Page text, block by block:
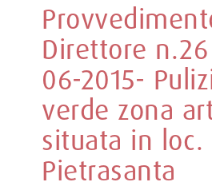
Direttore
06-2015-
verde zona
situata in loc.
Pietrasanta